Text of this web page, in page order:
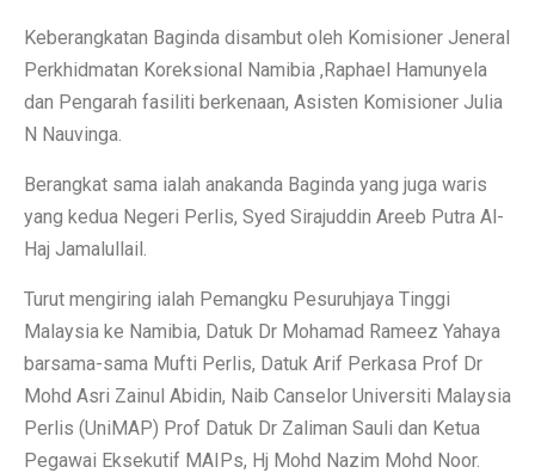
Keberangkatan Baginda disambut oleh Komisioner Jeneral
Perkhidmatan Koreksional Namibia ,Raphael Hamunyela
dan Pengarah fasiliti berkenaan, Asisten Komisioner Julia
N Nauvinga.
Berangkat sama ialah anakanda Baginda yang juga waris
yang kedua Negeri Perlis, Syed Sirajuddin Areeb Putra Al-
Haj Jamalullail.
Turut mengiring ialah Pemangku Pesuruhjaya Tinggi
Malaysia ke Namibia, Datuk Dr Mohamad Rameez Yahaya
barsama-sama Mufti Perlis, Datuk Arif Perkasa Prof Dr
Mohd Asri Zainul Abidin, Naib Canselor Universiti Malaysia
Perlis (UniMAP) Prof Datuk Dr Zaliman Sauli dan Ketua
Pegawai Eksekutif MAIPs, Hj Mohd Nazim Mohd Noor.